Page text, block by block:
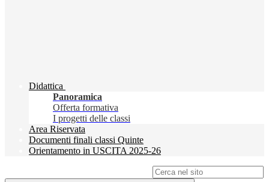
Didattica
Panoramica
Offerta formativa
I progetti delle classi
Area Riservata
Documenti finali classi Quinte
Orientamento in USCITA 2025-26